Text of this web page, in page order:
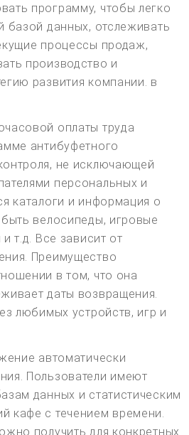
программу, чтобы легко
базой данных, отслеживать
процессы продаж,
производство и
развития компании. в
оплаты труда
антибуфетного
не исключающей
персональных и
каталоги и информация о
велосипеды, игровые
т.д. Все зависит от
Преимущество
в том, что она
даты возвращения.
любимых устройств, игр и
автоматически
Пользователи имеют
данных и статистическим
кафе с течением времени.
получить для конкретных